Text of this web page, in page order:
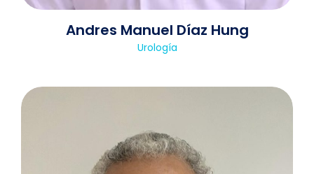
Andres Manuel Díaz Hung
Urología